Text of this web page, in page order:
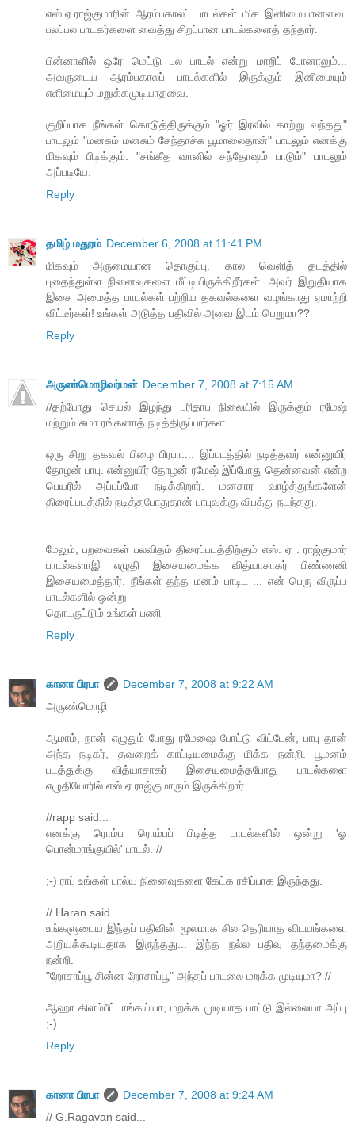
எஸ்.ஏ.ராஜ்குமாரின் ஆரம்பகாலப் பாடல்கள் மிக இனிமையானவை.
பலப்பல பாடகர்களை வைத்து சிறப்பான பாடல்களைத் தந்தார்.
பின்னாளில் ஒரே மெட்டு பல பாடல் என்று மாறிப் போனாலும்...
அவருடைய ஆரம்பகாலப் பாடல்களில் இருக்கும் இனிமையும்
எளிமையும் மறுக்கமுடியாதவை.
குறிப்பாக நீங்கள் கொடுத்திருக்கும் "ஓர் இரவில் காற்று வந்தது"
பாடலும் "மனசும் மனசும் சேந்தாச்சு பூமாலைதான்" பாடலும் எனக்கு
மிகவும் பிடிக்கும். "சங்கீத வானில் சந்தோஷம் பாடும்" பாடலும்
அப்படியே.
Reply
தமிழ் மதுரம் December 6, 2008 at 11:41 PM
மிகவும் அருமையான தொகுப்பு. கால வெளித் தடத்தில்
புதைந்துள்ள நினைவுகளை மீட்டியிருக்கிறீர்கள். அவர் இறுதியாக
இசை அமைத்த பாடல்கள் பற்றிய தகவல்களை வழங்காது ஏமாற்றி
விட்டீர்கள்! உங்கள் அடுத்த பதிவில் அவை இடம் பெறுமா??
Reply
அருண்மொழிவர்மன் December 7, 2008 at 7:15 AM
//தற்போது செயல் இழந்து பரிதாப நிலையில் இருக்கும் ரமேஷ்
மற்றும் சுமா ரங்கனாத் நடித்திருப்பார்கள
ஒரு சிறு தகவல் பிழை பிரபா.... இப்படத்தில் நடித்தவர் என்னுயிர்
தோழன் பாபு. என்னுயிர் தோழன் ரமேஷ் இப்போது தென்னவன் என்ற
பெயரில் அப்பப்போ நடிக்கிறார். மனசார வாழ்த்துங்களேன்
திரைப்படத்தில் நடித்தபோதுதான் பாபுவுக்கு விபத்து நடந்தது.
மேலும், பறவைகள் பலவிதம் திரைப்படத்திற்கும் எஸ். ஏ . ராஜ்குமார்
பாடல்களாஇ எழுதி இசையமைக்க வித்யாசாகர் பிண்ணனி
இசையமைத்தார். நீங்கள் தந்த மனம் பாடிட ... என் பெரு விருப்ப
பாடல்களில் ஒன்று
தொடருட்டும் உங்கள் பணி
Reply
கானா பிரபா
December 7, 2008 at 9:22 AM
அருண்மொழி
ஆமாம், நான் எழுதும் போது ரமேஷை போட்டு விட்டேன், பாபு தான்
அந்த நடிகர், தவறைக் காட்டியமைக்கு மிக்க நன்றி. பூமனம்
படத்துக்கு வித்யாசாகர் இசையமைத்தபோது பாடல்களை
எழுதியோரில் எஸ்.ஏ.ராஜ்குமாரும் இருக்கிறார்.
//rapp said...
எனக்கு ரொம்ப ரொம்பப் பிடித்த பாடல்களில் ஒன்று 'ஓ
பொன்மாங்குயில்' பாடல். //
;-) ராப் உங்கள் பால்ய நினைவுகளை கேட்க ரசிப்பாக இருந்தது.
// Haran said...
உங்களுடைய இந்தப் பதிவின் மூலமாக சில தெரியாத விடயங்களை
அறியக்கூடியதாக இருந்தது... இந்த நல்ல பதிவு தந்தமைக்கு
நன்றி.
"றோசாப்பூ சின்ன றோசாப்பூ" அந்தப் பாடலை மறக்க முடியுமா? //
ஆஹா கிளம்பீட்டாங்கய்யா, மறக்க முடியாத பாட்டு இல்லையா அப்பு
;-)
Reply
கானா பிரபா
December 7, 2008 at 9:24 AM
// G.Ragavan said...